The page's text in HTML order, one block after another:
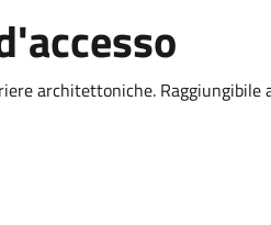
architettoniche. Raggiungibile